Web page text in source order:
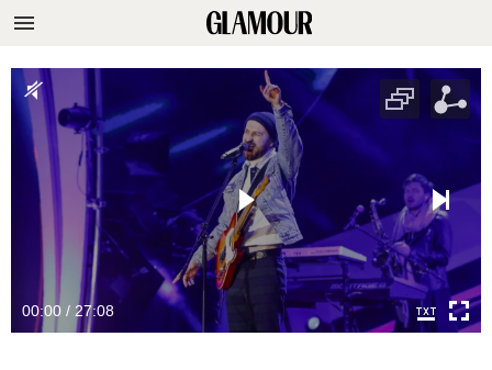
00:00 / 27:08